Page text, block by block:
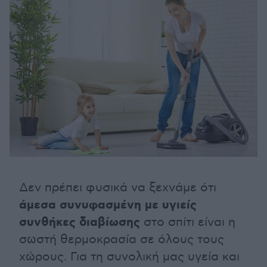
Δεν πρέπει φυσικά να ξεχνάμε ότι
άμεσα συνυφασμένη με υγιείς
συνθήκες διαβίωσης στο σπίτι είναι η
σωστή θερμοκρασία σε όλους τους
χώρους. Για τη συνολική μας υγεία και